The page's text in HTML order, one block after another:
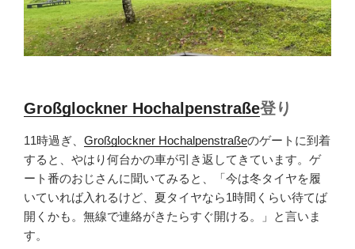
Großglockner Hochalpenstraße登り
11時過ぎ、 Großglockner Hochalpenstraßeのゲートに到着
すると、やはり何台かの車が引き返してきています。ゲ
ート番のおじさんに聞いてみると、「今は冬タイヤを履
いていれば入れるけど、夏タイヤなら1時間くらい待てば
開くかも。無線で連絡がきたらすぐ開ける。」と言いま
す。